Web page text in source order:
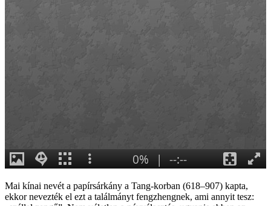
Részvételi fórumok
Tájékoztató projekttevékenységről
Mai kínai nevét a papírsárkány a Tang-korban (618–907) kapta,
ekkor nevezték el ezt a találmánytfengzhengnek, ami annyit tesz: